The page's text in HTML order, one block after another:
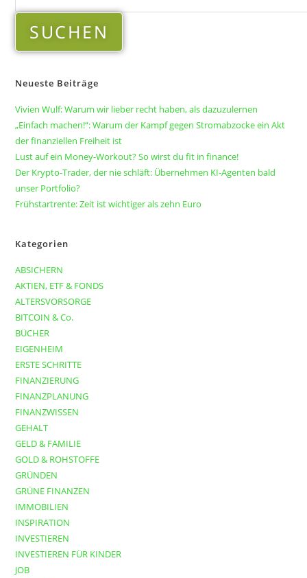
SUCHEN
Neueste Beiträge
Vivien Wulf: Warum wir lieber recht haben, als dazuzulernen
„Einfach machen!“: Warum der Kampf gegen Stromabzocke ein Akt
der finanziellen Freiheit ist
Lust auf ein Money-Workout? So wirst du fit in finance!
Der Krypto-Trader, der nie schläft: Übernehmen KI-Agenten bald
unser Portfolio?
Frühstartrente: Zeit ist wichtiger als zehn Euro
Kategorien
ABSICHERN
AKTIEN, ETF & FONDS
ALTERSVORSORGE
BITCOIN & Co.
BÜCHER
EIGENHEIM
ERSTE SCHRITTE
FINANZIERUNG
FINANZPLANUNG
FINANZWISSEN
GEHALT
GELD & FAMILIE
GOLD & ROHSTOFFE
GRÜNDEN
GRÜNE FINANZEN
IMMOBILIEN
INSPIRATION
INVESTIEREN
INVESTIEREN FÜR KINDER
JOB